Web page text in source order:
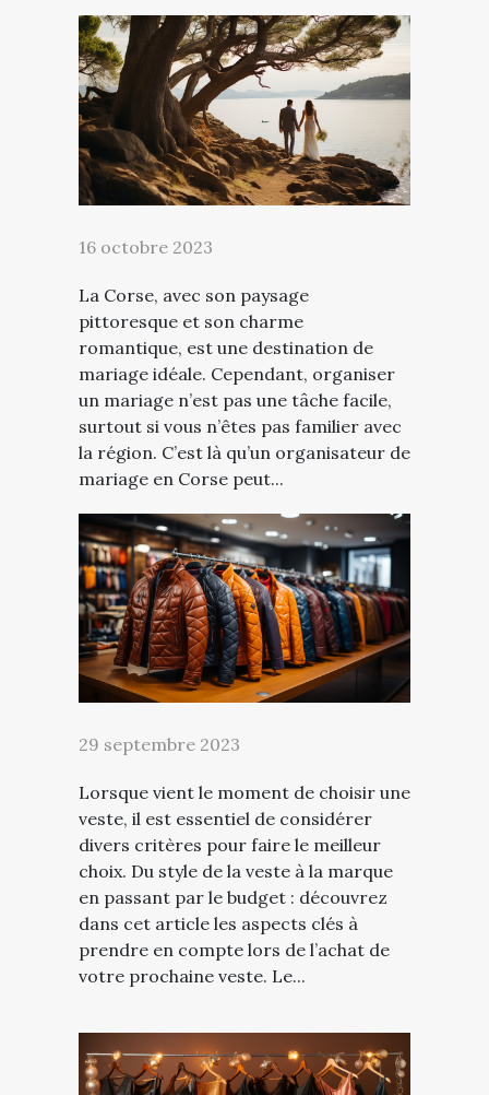
16 octobre 2023
La Corse, avec son paysage
pittoresque et son charme
romantique, est une destination de
mariage idéale. Cependant, organiser
un mariage n’est pas une tâche facile,
surtout si vous n’êtes pas familier avec
la région. C’est là qu’un organisateur de
mariage en Corse peut...
29 septembre 2023
Lorsque vient le moment de choisir une
veste, il est essentiel de considérer
divers critères pour faire le meilleur
choix. Du style de la veste à la marque
en passant par le budget : découvrez
dans cet article les aspects clés à
prendre en compte lors de l’achat de
votre prochaine veste. Le...